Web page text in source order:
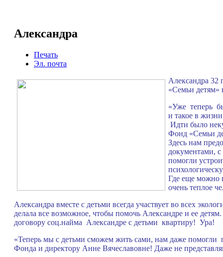
Александра
Печать
Эл. почта
Александра 32
«Семьи детям»
«Уже теперь
и такое в
Идти было
Фонд «Семьи
Здесь нам
документами,
помогли
Где еще можно
очень теплое
Александра вместе с детьми всегда участвует во всех
делала все возможное, чтобы помочь Александре и ее
договору соц.найма Александре с детьми квартиру! Ура!
«Теперь мы с детьми сможем жить сами, нам даже помогли
Фонда и директору Анне Вячеславовне! Даже не